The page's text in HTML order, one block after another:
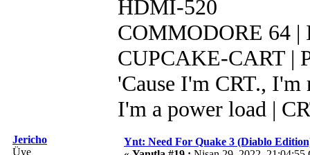
HDMI-520
COMMODORE 64 |
CUPCAKE-CART |
'Cause I'm CRT.,
I'm a power load |
Jericho
Üye
Ynt: Need For Quake 3 (Diablo